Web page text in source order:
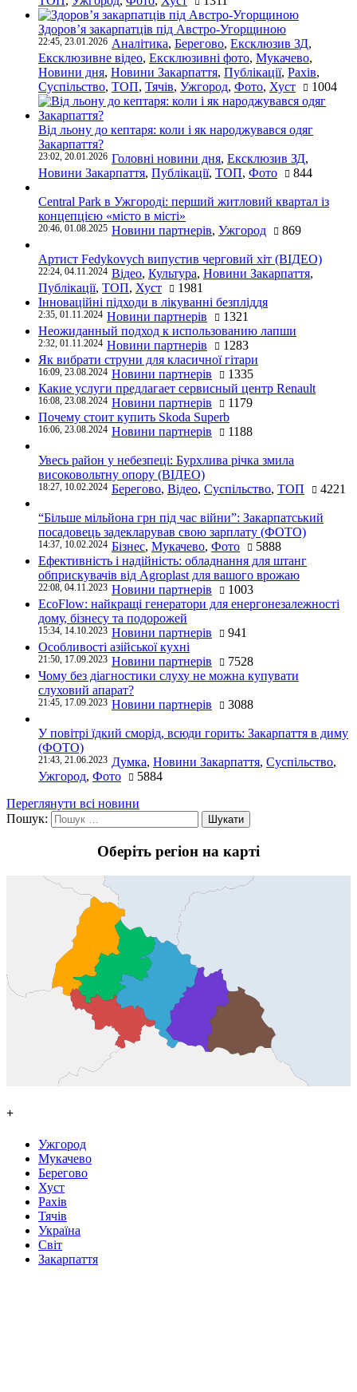
Здоров’я закарпатців під Австро-Угорщиною
22:45, 23.01.2026 Аналітика, Берегово, Ексклюзив ЗД,
Ексклюзивне відео, Ексклюзивні фото, Мукачево,
Новини дня, Новини Закарпаття, Публікації, Рахів,
Суспільство, ТОП, Тячів, Ужгород, Фото, Хуст 1004
Від льону до кептаря: коли і як народжувався одяг
Закарпаття?
23:02, 20.01.2026 Головні новини дня, Ексклюзив ЗД,
Новини Закарпаття, Публікації, ТОП, Фото 844
Central Park в Ужгороді: перший житловий квартал із
концепцією «місто в місті»
20:46, 01.08.2025 Новини партнерів, Ужгород 869
Артист Fedykovych випустив черговий хіт (ВІДЕО)
22:24, 04.11.2024 Відео, Культура, Новини Закарпаття,
Публікації, ТОП, Хуст
1981
Інноваційні підходи в лікуванні безпліддя
2:35, 01.11.2024 Новини партнерів
1321
Неожиданный подход к использованию лапши
2:32, 01.11.2024 Новини партнерів
1283
Як вибрати струни для класичної гітари
16:09, 23.08.2024 Новини партнерів
1335
Какие услуги предлагает сервисный центр Renault
16:08, 23.08.2024 Новини партнерів
1179
Почему стоит купить Skoda Superb
16:06, 23.08.2024 Новини партнерів 1188
Увесь район у небезпеці: Бурхлива річка змила
високовольтну опору (ВІДЕО)
18:27, 10.02.2024 Берегово, Відео, Суспільство, ТОП 4221
“Більше мільйона грн під час війни”: Закарпатський
посадовець задекларував свою зарплату (ФОТО)
14:37, 10.02.2024 Бізнес, Мукачево, Фото
5888
Ефективність і надійність: обладнання для штанг
обприскувачів від Agroplast для вашого врожаю
22:08, 04.11.2023 Новини партнерів
1003
EcoFlow: найкращі генератори для енергонезалежності
дому, бізнесу та подорожей
15:34, 14.10.2023 Новини партнерів
941
Особливості азійської кухні
21:50, 17.09.2023 Новини партнерів
7528
Чому без діагностики слуху не можна купувати
слуховий апарат?
21:45, 17.09.2023 Новини партнерів 3088
У повітрі їдкий сморід, всюди горить: Закарпаття в диму
(ФОТО)
21:43, 21.06.2023 Думка, Новини Закарпаття, Суспільство,
Ужгород, Фото
5884
Переглянути всі новини
Пошук:
Оберіть регіон на карті
+
Ужгород
Мукачево
Берегово
Хуст
Рахів
Тячів
Україна
Світ
Закарпаття